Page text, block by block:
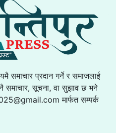
समाचार प्रदान गर्ने र समाजलाई
समाचार, सूचना, वा सुझाव छ भने
मार्फत सम्पर्क